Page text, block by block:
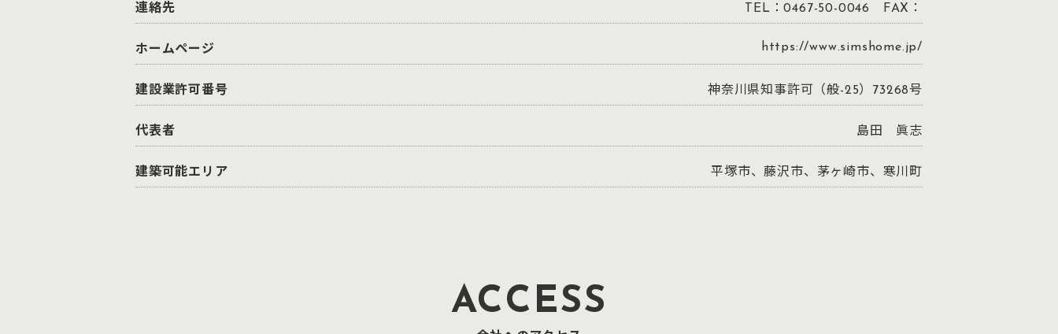
連絡先 TEL：0467-50-0046 FAX：
ホームページ https://www.simshome.jp/
建設業許可番号 神奈川県知事許可（般-25）73268号
代表者 島田 眞志
建築可能エリア 平塚市、藤沢市、茅ヶ崎市、寒川町
ACCESS